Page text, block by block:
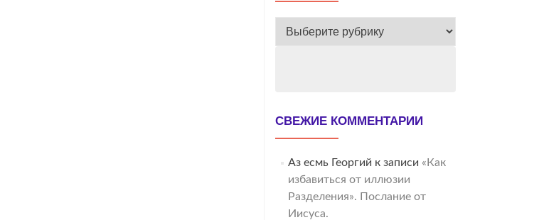
ВЕСЬ
СВЕЖИЕ КОММЕНТАРИИ
Аз есмь Георгий к записи «Как
избавиться от иллюзии
Разделения». Послание от
Иисуса.